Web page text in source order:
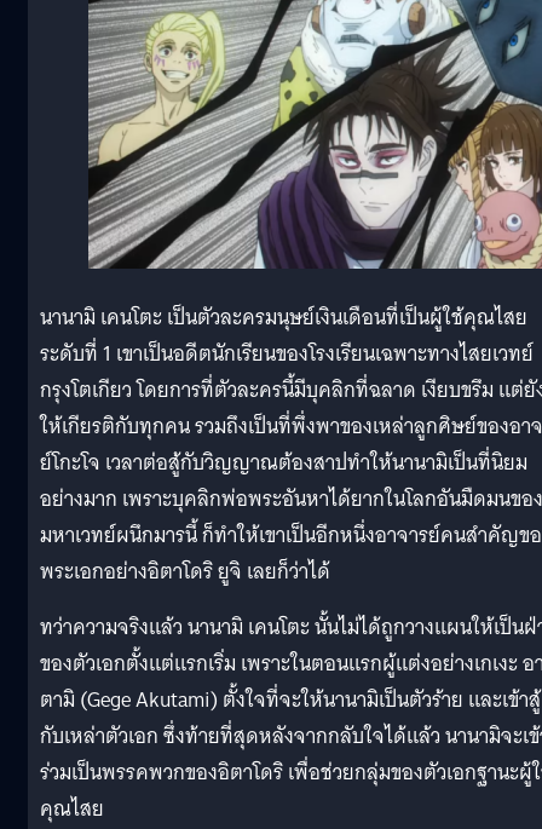
นานามิ เคนโตะ เป็นตัวละครมนุษย์เงินเดือนที่เป็นผู้ใช้คุณไสย
ระดับที่ 1 เขาเป็นอดีตนักเรียนของโรงเรียนเฉพาะทางไสยเวทย์
กรุงโตเกียว โดยการที่ตัวละครนี้มีบุคลิกที่ฉลาด เงียบขรึม แต่ยั
ให้เกียรติกับทุกคน รวมถึงเป็นที่พึ่งพาของเหล่าลูกศิษย์ของอา
ย์โกะโจ เวลาต่อสู้กับวิญญาณต้องสาปทำให้นานามิเป็นที่นิยม
อย่างมาก เพราะบุคลิกพ่อพระอันหาได้ยากในโลกอันมืดมนของ
มหาเวทย์ผนึกมารนี้ ก็ทำให้เขาเป็นอีกหนึ่งอาจารย์คนสำคัญข
พระเอกอย่างอิตาโดริ ยูจิ เลยก็ว่าได้
ทว่าความจริงแล้ว นานามิ เคนโตะ นั้นไม่ได้ถูกวางแผนให้เป็น
ของตัวเอกตั้งแต่แรกเริ่ม เพราะในตอนแรกผู้แต่งอย่างเกเงะ อ
ตามิ (Gege Akutami) ตั้งใจที่จะให้นานามิเป็นตัวร้าย และเข้าสู้
กับเหล่าตัวเอก ซึ่งท้ายที่สุดหลังจากกลับใจได้แล้ว นานามิจะเ
ร่วมเป็นพรรคพวกของอิตาโดริ เพื่อช่วยกลุ่มของตัวเอกฐานะผู้
คุณไสย